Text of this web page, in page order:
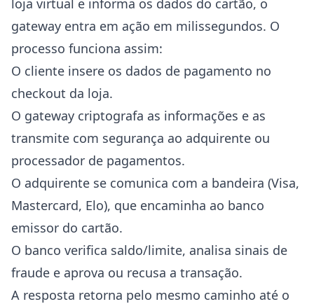
loja virtual e informa os dados do cartão, o
gateway entra em ação em milissegundos. O
processo funciona assim:
O cliente insere os dados de pagamento no
checkout da loja.
O gateway criptografa as informações e as
transmite com segurança ao adquirente ou
processador de pagamentos.
O adquirente se comunica com a bandeira (Visa,
Mastercard, Elo), que encaminha ao banco
emissor do cartão.
O banco verifica saldo/limite, analisa sinais de
fraude e aprova ou recusa a transação.
A resposta retorna pelo mesmo caminho até o